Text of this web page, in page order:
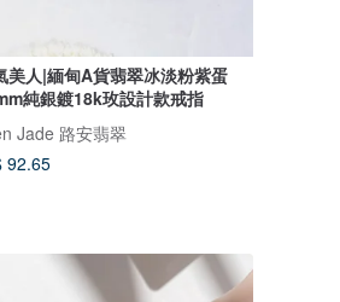
美人|緬甸A貨翡翠冰淡粉紫蛋
純銀鍍18k玫設計款戒指
Jade 路安翡翠
92.65